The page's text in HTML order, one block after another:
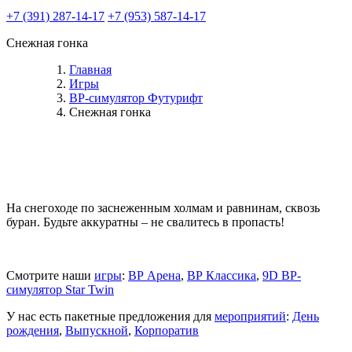
+7 (391) 287-14-17 +7 (953) 587-14-17
Снежная гонка
Главная
Игры
ВР-симулятор Футурифт
Снежная гонка
На снегоходе по заснеженным холмам и равнинам, сквозь
буран. Будьте аккуратны – не свалитесь в пропасть!
Смотрите наши игры: ВР Арена, ВР Классика, 9D ВР-
симулятор Star Twin
У нас есть пакетные предложения для мероприятий: День
рождения, Выпускной, Корпоратив